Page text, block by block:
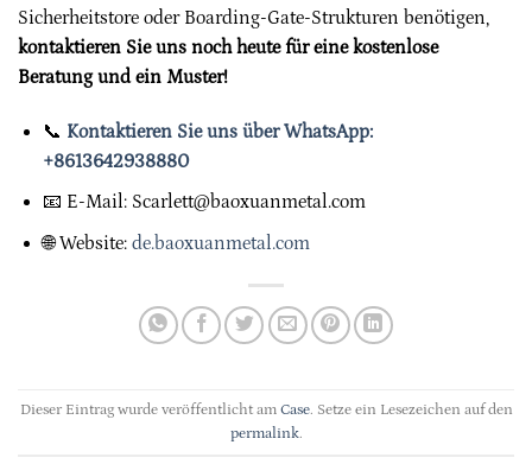
Sicherheitstore oder Boarding-Gate-Strukturen benötigen,
kontaktieren Sie uns noch heute für eine kostenlose
Beratung und ein Muster!
📞 Kontaktieren Sie uns über WhatsApp:
+8613642938880
📧 E-Mail: Scarlett@baoxuanmetal.com
🌐 Website: de.baoxuanmetal.com
Dieser Eintrag wurde veröffentlicht am Case. Setze ein Lesezeichen auf den
permalink.